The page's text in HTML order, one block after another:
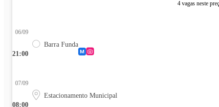
4 vagas neste
21:00
06/09
Barra Funda
08:00
07/09
Estacionamento Municipal